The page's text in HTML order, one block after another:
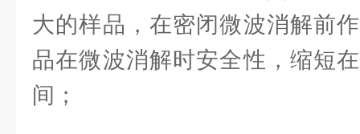
大的样品，在密闭微波消解前
品在微波消解时安全性，缩短
间；